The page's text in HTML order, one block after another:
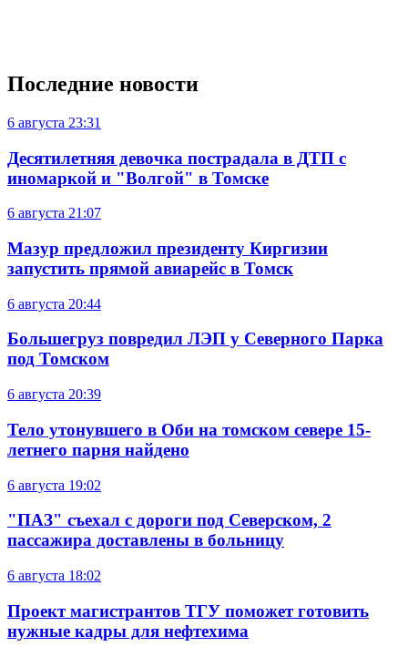
Последние новости
6 августа 23:31
Десятилетняя девочка пострадала в ДТП с
иномаркой и "Волгой" в Томске
6 августа 21:07
Мазур предложил президенту Киргизии
запустить прямой авиарейс в Томск
6 августа 20:44
Большегруз повредил ЛЭП у Северного Парка
под Томском
6 августа 20:39
Тело утонувшего в Оби на томском севере 15-
летнего парня найдено
6 августа 19:02
"ПАЗ" съехал с дороги под Северском, 2
пассажира доставлены в больницу
6 августа 18:02
Проект магистрантов ТГУ поможет готовить
нужные кадры для нефтехима